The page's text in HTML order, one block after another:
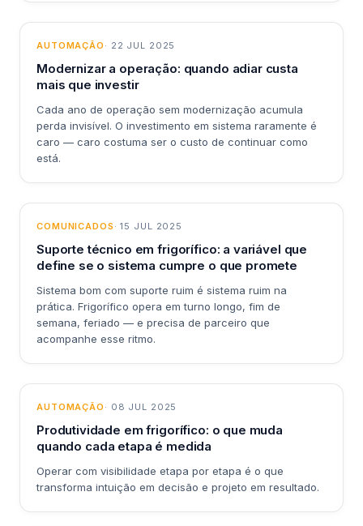
AUTOMAÇÃO · 22 JUL 2025
Modernizar a operação: quando adiar custa
mais que investir
Cada ano de operação sem modernização acumula
perda invisível. O investimento em sistema raramente é
caro — caro costuma ser o custo de continuar como
está.
COMUNICADOS · 15 JUL 2025
Suporte técnico em frigorífico: a variável que
define se o sistema cumpre o que promete
Sistema bom com suporte ruim é sistema ruim na
prática. Frigorífico opera em turno longo, fim de
semana, feriado — e precisa de parceiro que
acompanhe esse ritmo.
AUTOMAÇÃO · 08 JUL 2025
Produtividade em frigorífico: o que muda
quando cada etapa é medida
Operar com visibilidade etapa por etapa é o que
transforma intuição em decisão e projeto em resultado.